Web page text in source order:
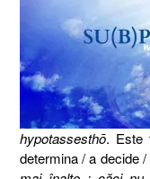
hypotassesthō. Este
determina/ a decide